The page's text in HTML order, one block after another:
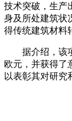
技术突破，生产
身及所处建筑状
得传统建筑材料
据介绍，该项
欧元，并获得了
以表彰其对研究